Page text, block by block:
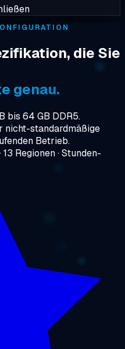
die Sie
genau.
bis 64 GB DDR5.
nicht-standardmäßige
Betrieb.
Regionen · Stunden-